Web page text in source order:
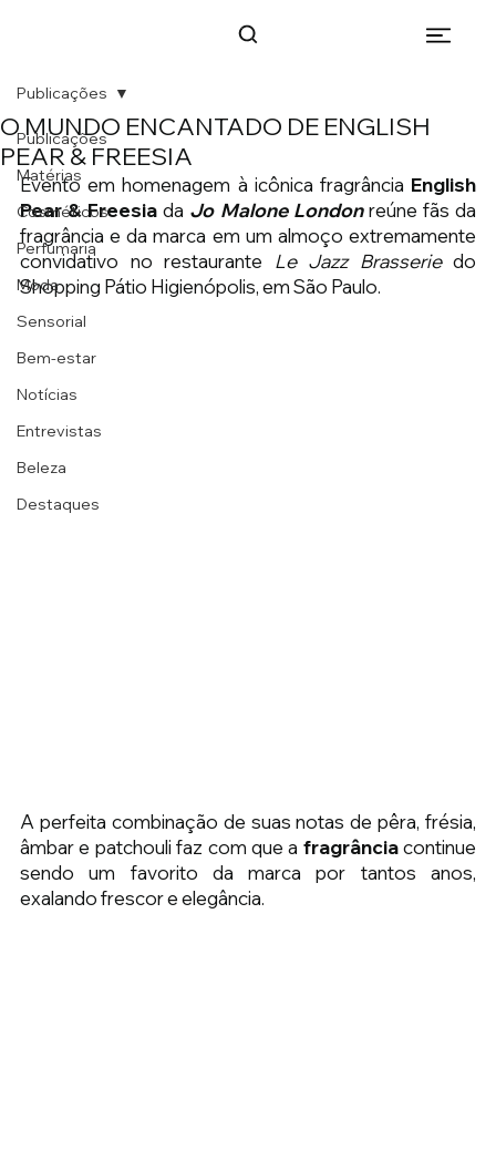
Publicações
Matérias
Cosméticos
Perfumaria
Moda
Sensorial
Bem-estar
Notícias
Entrevistas
Beleza
Destaques
Publicações
O MUNDO ENCANTADO DE ENGLISH
PEAR & FREESIA
Evento em homenagem à icônica fragrância English
Pear & Freesia da Jo Malone London reúne fãs da
fragrância e da marca em um almoço extremamente
convidativo no restaurante Le Jazz Brasserie do
Shopping Pátio Higienópolis, em São Paulo.
A perfeita combinação de suas notas de pêra, frésia,
âmbar e patchouli faz com que a fragrância continue
sendo um favorito da marca por tantos anos,
exalando frescor e elegância.